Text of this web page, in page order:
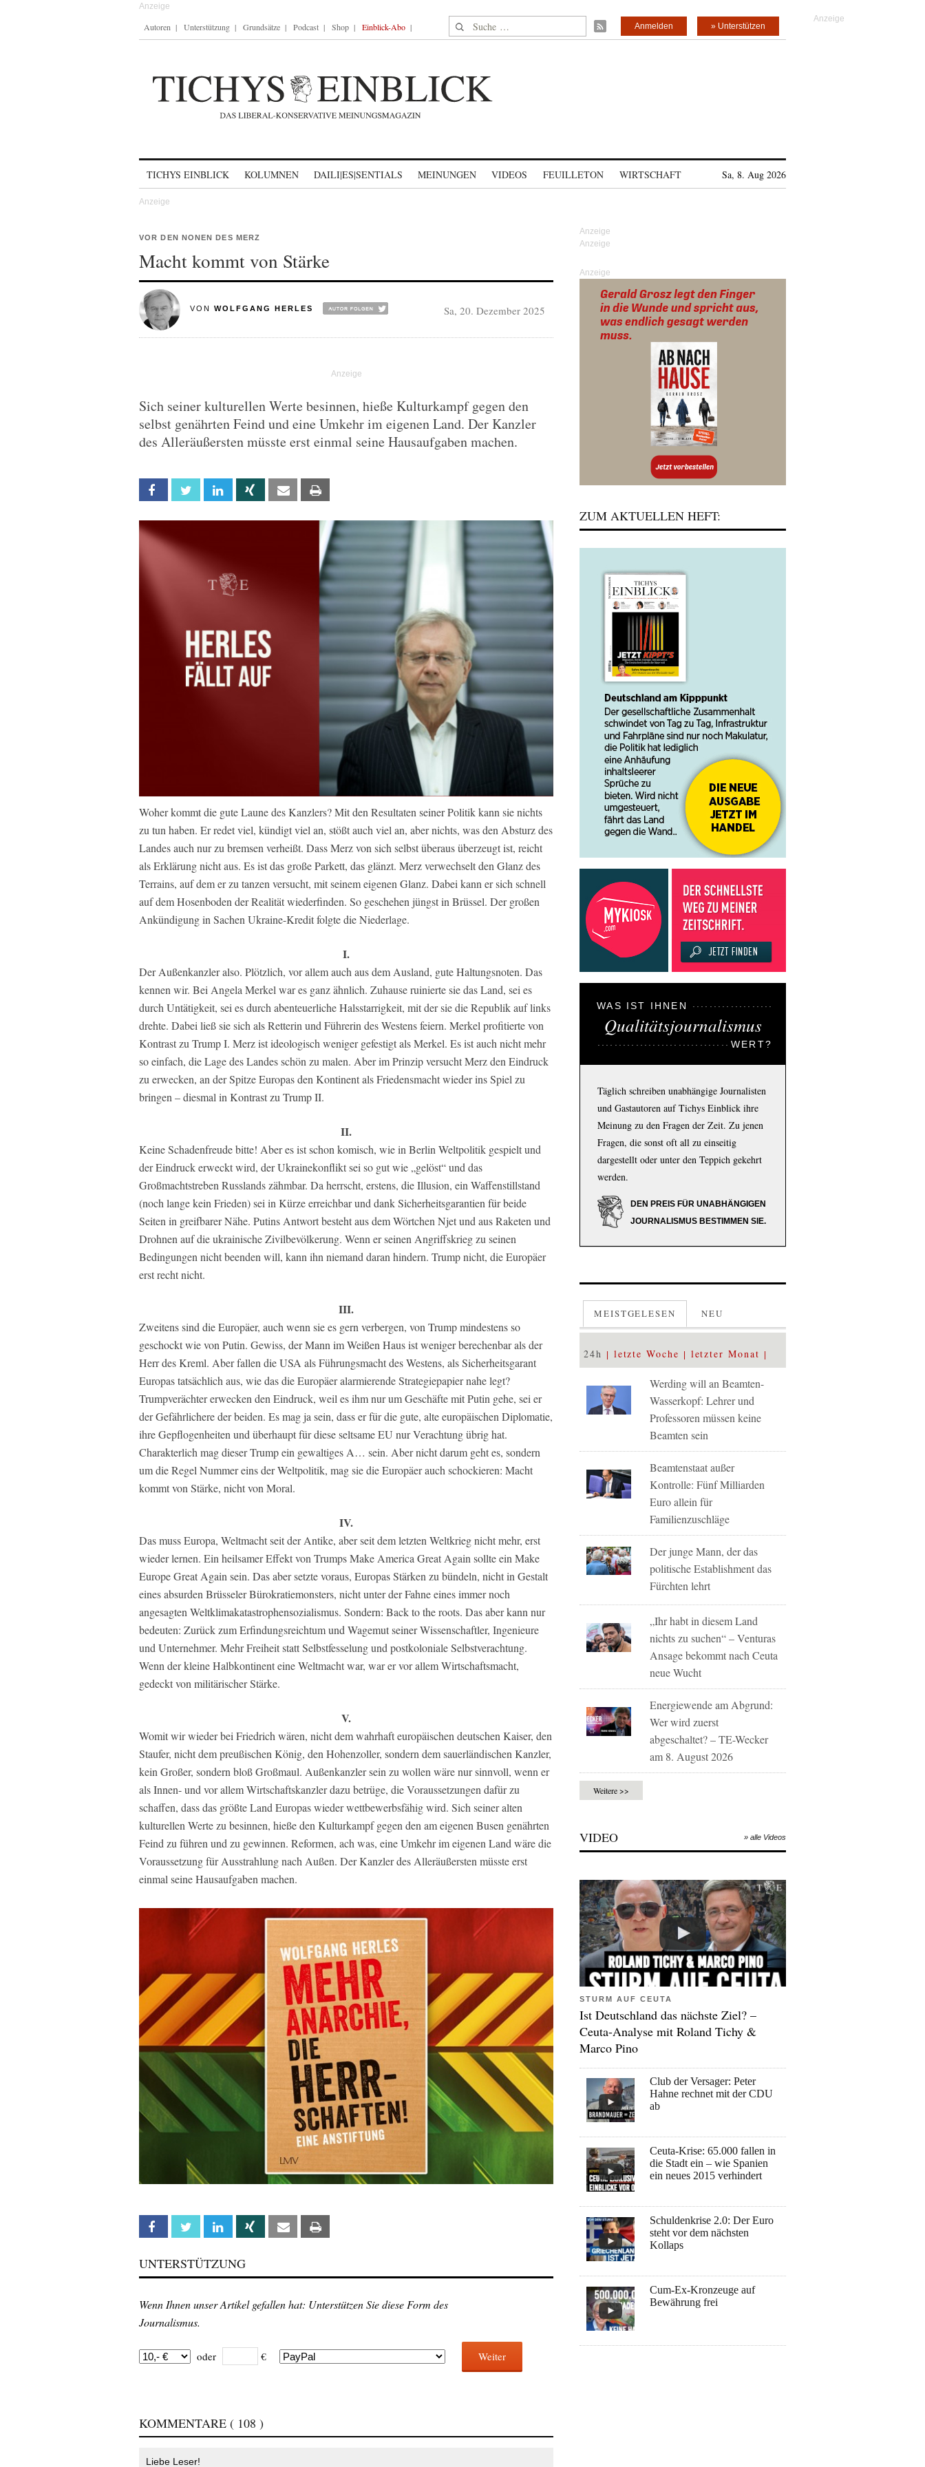
Autoren Unterstützung Grundsätze Podcast Shop Einblick-Abo Suche nach: » Unterstützen
Anmelden
TICHYS EINBLICK KOLUMNEN DAILI|ES|SENTIALS MEINUNGEN VIDEOS FEUILLETON WIRTSCHAFT Sa, 8. Aug 2026
VOR DEN NONEN DES MERZ
Macht kommt von Stärke
VON WOLFGANG HERLES Sa, 20. Dezember 2025
Sich seiner kulturellen Werte besinnen, hieße Kulturkampf gegen den
selbst genährten Feind und eine Umkehr im eigenen Land. Der Kanzler
des Alleräußersten müsste erst einmal seine Hausaufgaben machen.
Facebook Twitter Linkedin Xing Email
Woher kommt die gute Laune des Kanzlers? Mit den Resultaten seiner Politik kann sie nichts
zu tun haben. Er redet viel, kündigt viel an, stößt auch viel an, aber nichts, was den Absturz des
Landes auch nur zu bremsen verheißt. Dass Merz von sich selbst überaus überzeugt ist, reicht
als Erklärung nicht aus. Es ist das große Parkett, das glänzt. Merz verwechselt den Glanz des
Terrains, auf dem er zu tanzen versucht, mit seinem eigenen Glanz. Dabei kann er sich schnell
auf dem Hosenboden der Realität wiederfinden. So geschehen jüngst in Brüssel. Der großen
Ankündigung in Sachen Ukraine-Kredit folgte die Niederlage.
I.
Der Außenkanzler also. Plötzlich, vor allem auch aus dem Ausland, gute Haltungsnoten. Das
kennen wir. Bei Angela Merkel war es ganz ähnlich. Zuhause ruinierte sie das Land, sei es
durch Untätigkeit, sei es durch abenteuerliche Halsstarrigkeit, mit der sie die Republik auf links
drehte. Dabei ließ sie sich als Retterin und Führerin des Westens feiern. Merkel profitierte von
Kontrast zu Trump I. Merz ist ideologisch weniger gefestigt als Merkel. Es ist auch nicht mehr
so einfach, die Lage des Landes schön zu malen. Aber im Prinzip versucht Merz den Eindruck
zu erwecken, an der Spitze Europas den Kontinent als Friedensmacht wieder ins Spiel zu
bringen – diesmal in Kontrast zu Trump II.
II.
Keine Schadenfreude bitte! Aber es ist schon komisch, wie in Berlin Weltpolitik gespielt und
der Eindruck erweckt wird, der Ukrainekonflikt sei so gut wie „gelöst“ und das
Großmachtstreben Russlands zähmbar. Da herrscht, erstens, die Illusion, ein Waffenstillstand
(noch lange kein Frieden) sei in Kürze erreichbar und dank Sicherheitsgarantien für beide
Seiten in greifbarer Nähe. Putins Antwort besteht aus dem Wörtchen Njet und aus Raketen und
Drohnen auf die ukrainische Zivilbevölkerung. Wenn er seinen Angriffskrieg zu seinen
Bedingungen nicht beenden will, kann ihn niemand daran hindern. Trump nicht, die Europäer
erst recht nicht.
III.
Zweitens sind die Europäer, auch wenn sie es gern verbergen, von Trump mindestens so
geschockt wie von Putin. Gewiss, der Mann im Weißen Haus ist weniger berechenbar als der
Herr des Kreml. Aber fallen die USA als Führungsmacht des Westens, als Sicherheitsgarant
Europas tatsächlich aus, wie das die Europäer alarmierende Strategiepapier nahe legt?
Trumpverächter erwecken den Eindruck, weil es ihm nur um Geschäfte mit Putin gehe, sei er
der Gefährlichere der beiden. Es mag ja sein, dass er für die gute, alte europäischen Diplomatie,
ihre Gepflogenheiten und überhaupt für diese seltsame EU nur Verachtung übrig hat.
Charakterlich mag dieser Trump ein gewaltiges A… sein. Aber nicht darum geht es, sondern
um die Regel Nummer eins der Weltpolitik, mag sie die Europäer auch schockieren: Macht
kommt von Stärke, nicht von Moral.
IV.
Das muss Europa, Weltmacht seit der Antike, aber seit dem letzten Weltkrieg nicht mehr, erst
wieder lernen. Ein heilsamer Effekt von Trumps Make America Great Again sollte ein Make
Europe Great Again sein. Das aber setzte voraus, Europas Stärken zu bündeln, nicht in Gestalt
eines absurden Brüsseler Bürokratiemonsters, nicht unter der Fahne eines immer noch
angesagten Weltklimakatastrophensozialismus. Sondern: Back to the roots. Das aber kann nur
bedeuten: Zurück zum Erfindungsreichtum und Wagemut seiner Wissenschaftler, Ingenieure
und Unternehmer. Mehr Freiheit statt Selbstfesselung und postkoloniale Selbstverachtung.
Wenn der kleine Halbkontinent eine Weltmacht war, war er vor allem Wirtschaftsmacht,
gedeckt von militärischer Stärke.
V.
Womit wir wieder bei Friedrich wären, nicht dem wahrhaft europäischen deutschen Kaiser, den
Staufer, nicht dem preußischen König, den Hohenzoller, sondern dem sauerländischen Kanzler,
kein Großer, sondern bloß Großmaul. Außenkanzler sein zu wollen wäre nur sinnvoll, wenn er
als Innen- und vor allem Wirtschaftskanzler dazu betrüge, die Voraussetzungen dafür zu
schaffen, dass das größte Land Europas wieder wettbewerbsfähig wird. Sich seiner alten
kulturellen Werte zu besinnen, hieße den Kulturkampf gegen den am eigenen Busen genährten
Feind zu führen und zu gewinnen. Reformen, ach was, eine Umkehr im eigenen Land wäre die
Voraussetzung für Ausstrahlung nach Außen. Der Kanzler des Alleräußersten müsste erst
einmal seine Hausaufgaben machen.
Facebook Twitter Linkedin Xing Email
UNTERSTÜTZUNG
Wenn Ihnen unser Artikel gefallen hat: Unterstützen Sie diese Form des
Journalismus.
oder € Weiter
KOMMENTARE ( 108 )
Liebe Leser!
Anzeige
ZUM AKTUELLEN HEFT:
WAS IST IHNEN
Qualitätsjournalismus
WERT?
Täglich schreiben unabhängige Journalisten
und Gastautoren auf Tichys Einblick ihre
Meinung zu den Fragen der Zeit. Zu jenen
Fragen, die sonst oft all zu einseitig
dargestellt oder unter den Teppich gekehrt
werden.
DEN PREIS FÜR UNABHÄNGIGEN
JOURNALISMUS BESTIMMEN SIE.
MEISTGELESEN NEU
24h letzte Woche letzter Monat
Werding will an Beamten-
Wasserkopf: Lehrer und
Professoren müssen keine
Beamten sein
Beamtenstaat außer
Kontrolle: Fünf Milliarden
Euro allein für
Familienzuschläge
Der junge Mann, der das
politische Establishment das
Fürchten lehrt
„Ihr habt in diesem Land
nichts zu suchen“ – Venturas
Ansage bekommt nach Ceuta
neue Wucht
Energiewende am Abgrund:
Wer wird zuerst
abgeschaltet? – TE-Wecker
am 8. August 2026
Weitere >>
VIDEO » alle Videos
STURM AUF CEUTA
Ist Deutschland das nächste Ziel? –
Ceuta-Analyse mit Roland Tichy &
Marco Pino
Club der Versager: Peter
Hahne rechnet mit der CDU
ab
Ceuta-Krise: 65.000 fallen in
die Stadt ein – wie Spanien
ein neues 2015 verhindert
Schuldenkrise 2.0: Der Euro
steht vor dem nächsten
Kollaps
Cum-Ex-Kronzeuge auf
Bewährung frei